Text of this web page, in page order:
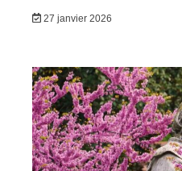
27 janvier 2026